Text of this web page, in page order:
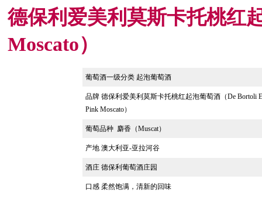
德保利爱美利莫斯卡托桃红
Moscato）
葡萄酒一级分类 起泡葡萄酒
品牌 德保利爱美利莫斯卡托桃红起泡葡萄酒（De Bortoli
Pink Moscato）
葡萄品种 麝香（Muscat）
产地 澳大利亚-亚拉河谷
酒庄 德保利葡萄酒庄园
口感 柔然饱满，清新的回味